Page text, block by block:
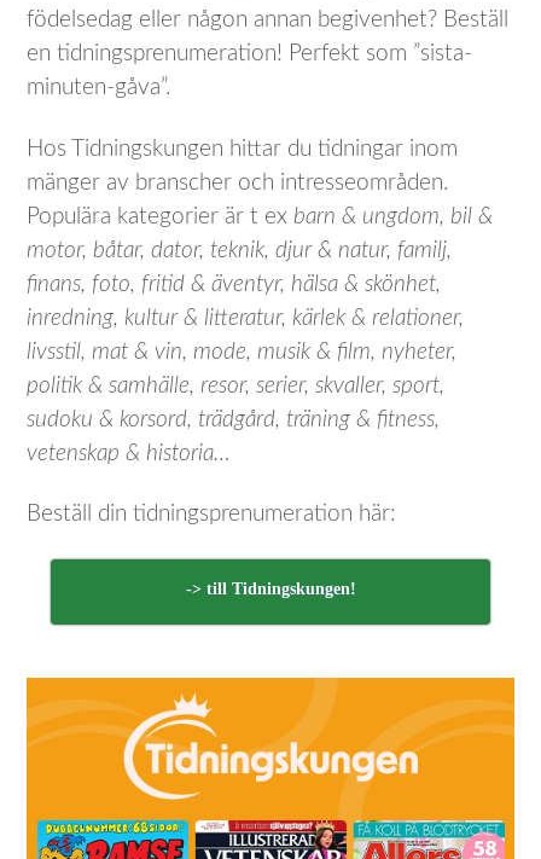
födelsedag eller någon annan begivenhet? Beställ
en tidningsprenumeration! Perfekt som ”sista-
minuten-gåva”.
Hos Tidningskungen hittar du tidningar inom
mänger av branscher och intresseområden.
Populära kategorier är t ex barn & ungdom, bil &
motor, båtar, dator, teknik, djur & natur, familj,
finans, foto, fritid & äventyr, hälsa & skönhet,
inredning, kultur & litteratur, kärlek & relationer,
livsstil, mat & vin, mode, musik & film, nyheter,
politik & samhälle, resor, serier, skvaller, sport,
sudoku & korsord, trädgård, träning & fitness,
vetenskap & historia…
Beställ din tidningsprenumeration här:
-> till Tidningskungen!